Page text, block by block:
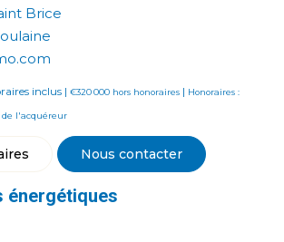
Brice
inclus | €320 000 hors honoraires | Honoraires :
de l'acquéreur
Nous contacter
énergétiques